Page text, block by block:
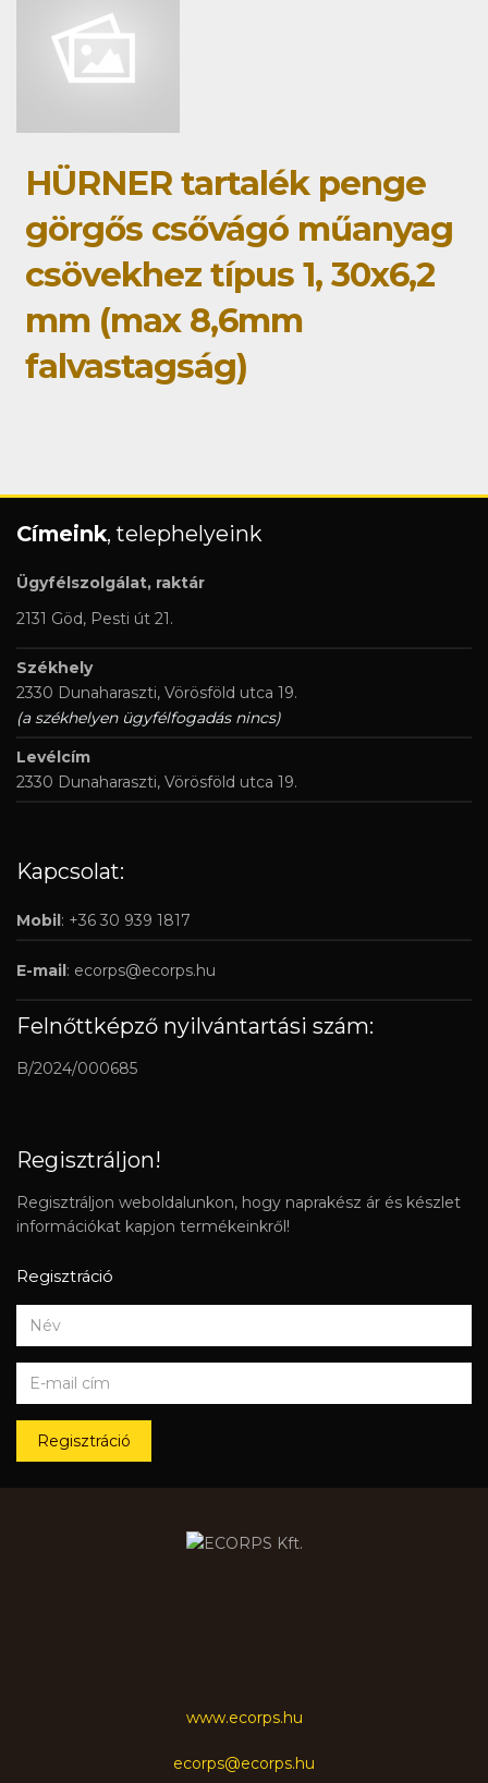
HÜRNER tartalék penge
görgős csővágó műanyag
csövekhez típus 1, 30x6,2
mm (max 8,6mm
falvastagság)
Címeink, telephelyeink
Ügyfélszolgálat, raktár
2131 Göd, Pesti út 21.
Székhely
2330 Dunaharaszti, Vörösföld utca 19.
(a székhelyen ügyfélfogadás nincs)
Levélcím
2330 Dunaharaszti, Vörösföld utca 19.
Kapcsolat:
Mobil: +36 30 939 1817
E-mail: ecorps@ecorps.hu
Felnőttképző nyilvántartási szám:
B/2024/000685
Regisztráljon!
Regisztráljon weboldalunkon, hogy naprakész ár és készlet
információkat kapjon termékeinkről!
Regisztráció
Regisztráció
www.ecorps.hu
ecorps@ecorps.hu